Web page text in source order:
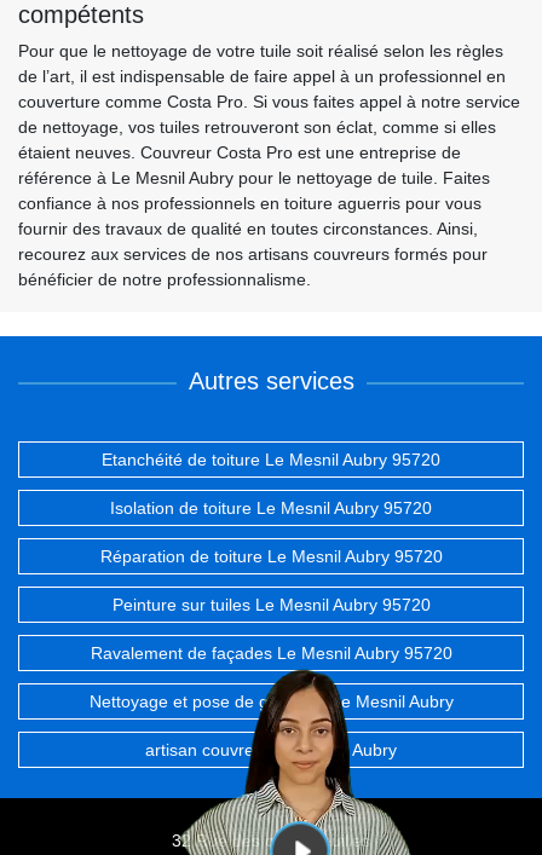
compétents
Pour que le nettoyage de votre tuile soit réalisé selon les règles
de l’art, il est indispensable de faire appel à un professionnel en
couverture comme Costa Pro. Si vous faites appel à notre service
de nettoyage, vos tuiles retrouveront son éclat, comme si elles
étaient neuves. Couvreur Costa Pro est une entreprise de
référence à Le Mesnil Aubry pour le nettoyage de tuile. Faites
confiance à nos professionnels en toiture aguerris pour vous
fournir des travaux de qualité en toutes circonstances. Ainsi,
recourez aux services de nos artisans couvreurs formés pour
bénéficier de notre professionnalisme.
Autres services
Etanchéité de toiture Le Mesnil Aubry 95720
Isolation de toiture Le Mesnil Aubry 95720
Réparation de toiture Le Mesnil Aubry 95720
Peinture sur tuiles Le Mesnil Aubry 95720
Ravalement de façades Le Mesnil Aubry 95720
Nettoyage et pose de gouttière Le Mesnil Aubry
artisan couvreur Le Mesnil Aubry
32 Rue des chevrefeuilles